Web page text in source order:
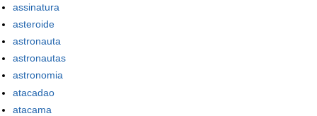
assinatura
asteroide
astronauta
astronautas
astronomia
atacadao
atacama